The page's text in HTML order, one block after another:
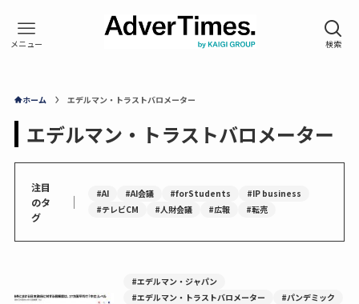
ホーム エデルマン・トラストバロメーター
エデルマン・トラストバロメーター
注目
のタ
グ
｜ #AI #AI会議 #forStudents
#IP business
#テレビCM
#人財会議 #広報 #転売
#エデルマン・ジャパン
#エデルマン・トラストバロメーター
#パンデミック